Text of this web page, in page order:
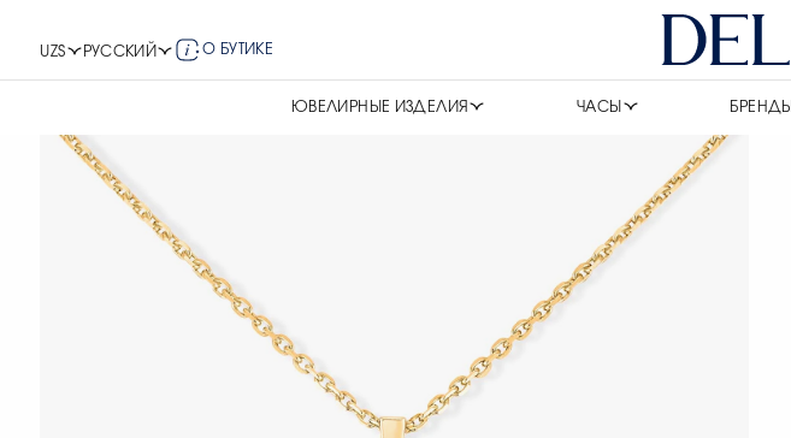
UZS РУССКИЙ О БУТИКЕ
ЮВЕЛИРНЫЕ ИЗДЕЛИЯ ЧАСЫ БРЕНДЫ